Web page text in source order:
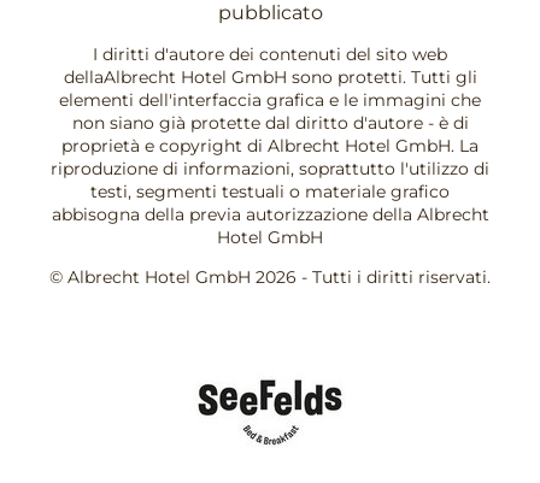
pubblicato
I diritti d'autore dei contenuti del sito web
dellaAlbrecht Hotel GmbH sono protetti. Tutti gli
elementi dell'interfaccia grafica e le immagini che
non siano già protette dal diritto d'autore - è di
proprietà e copyright di Albrecht Hotel GmbH. La
riproduzione di informazioni, soprattutto l'utilizzo di
testi, segmenti testuali o materiale grafico
abbisogna della previa autorizzazione della Albrecht
Hotel GmbH
© Albrecht Hotel GmbH 2026 - Tutti i diritti riservati.